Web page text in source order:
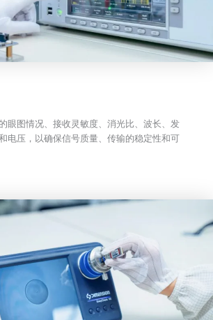
眼图情况、接收灵敏度、消光比、波长、发
电压，以确保信号质量、传输的稳定性和可